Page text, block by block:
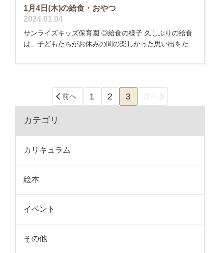
1月4日(木)の給食・おやつ
2024.01.04
サンライズキッズ保育園 ◎給食の様子 久しぶりの給食
は、子どもたちがお休みの間の楽しかった思い出をた...
前へ 1 2 3 次へ
カテゴリ
カリキュラム
絵本
イベント
その他